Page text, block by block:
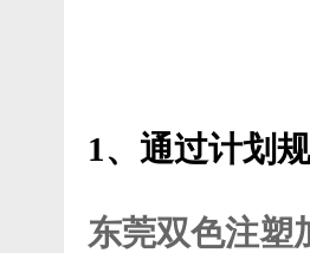
1、通过计划
东莞双色注塑